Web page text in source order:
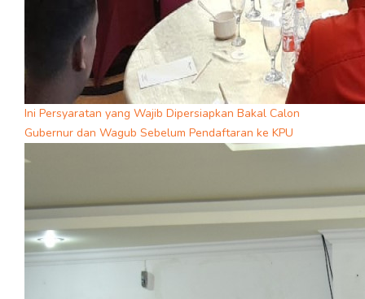
Ini Persyaratan yang Wajib Dipersiapkan Bakal Calon
Gubernur dan Wagub Sebelum Pendaftaran ke KPU